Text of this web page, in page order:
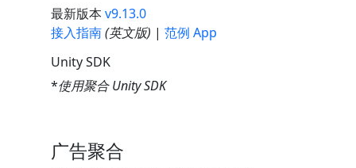
最新版本 v9.13.0
接入指南(英文版) | 范例 App
Unity SDK
*使用聚合 Unity SDK
广告聚合